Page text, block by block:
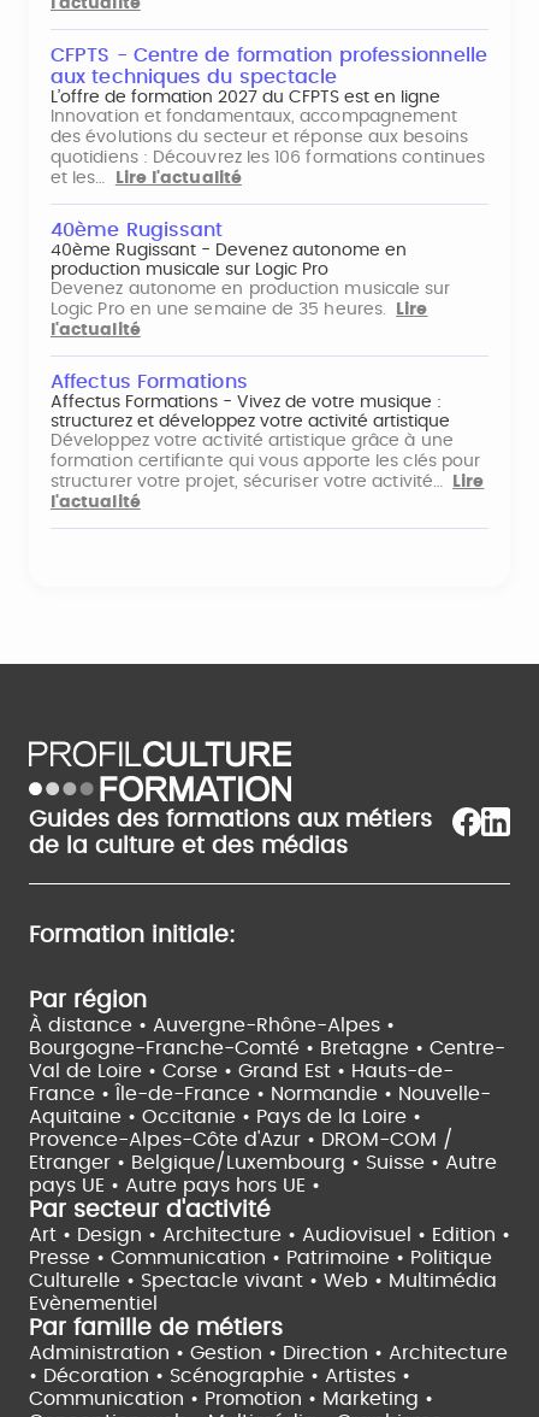
l'actualité
CFPTS - Centre de formation professionnelle
aux techniques du spectacle
L’offre de formation 2027 du CFPTS est en ligne
Innovation et fondamentaux, accompagnement
des évolutions du secteur et réponse aux besoins
quotidiens : Découvrez les 106 formations continues
et les…
Lire l'actualité
40ème Rugissant
40ème Rugissant - Devenez autonome en
production musicale sur Logic Pro
Devenez autonome en production musicale sur
Logic Pro en une semaine de 35 heures.
Lire
l'actualité
Affectus Formations
Affectus Formations - Vivez de votre musique :
structurez et développez votre activité artistique
Développez votre activité artistique grâce à une
formation certifiante qui vous apporte les clés pour
structurer votre projet, sécuriser votre activité…
Lire
l'actualité
Guides des formations aux métiers
de la culture et des médias
Formation initiale:
Par région
À distance • Auvergne-Rhône-Alpes •
Bourgogne-Franche-Comté • Bretagne • Centre-
Val de Loire • Corse • Grand Est • Hauts-de-
France •
Île-de-France • Normandie • Nouvelle-
Aquitaine • Occitanie • Pays de la Loire •
Provence-Alpes-Côte d'Azur • DROM-COM /
Etranger • Belgique/Luxembourg • Suisse • Autre
pays UE • Autre pays hors UE •
Par secteur d'activité
Art • Design • Architecture • Audiovisuel • Edition •
Presse • Communication • Patrimoine • Politique
Culturelle • Spectacle vivant • Web • Multimédia
Evènementiel
Par famille de métiers
Administration • Gestion • Direction • Architecture
• Décoration • Scénographie • Artistes •
Communication • Promotion • Marketing •